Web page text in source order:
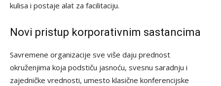
kulisa i postaje alat za facilitaciju.
Novi pristup korporativnim sastancima
Savremene organizacije sve više daju prednost
okruženjima koja podstiču jasnoću, svesnu saradnju i
zajedničke vrednosti, umesto klasične konferencijske